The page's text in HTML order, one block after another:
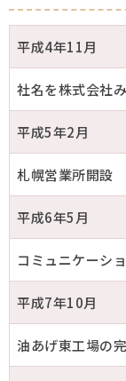
平成4年11月
社名を株式会社
平成5年2月
札幌営業所開設
平成6年5月
コミュニケーシ
平成7年10月
油あげ東工場の